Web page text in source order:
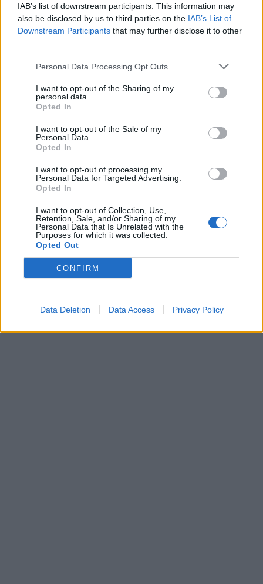
IAB’s list of downstream participants. This information may
also be disclosed by us to third parties on the IAB’s List of
Downstream Participants that may further disclose it to other
Personal Data Processing Opt Outs
I want to opt-out of the Sharing of my
personal data.
Opted In
I want to opt-out of the Sale of my
Personal Data.
Opted In
I want to opt-out of processing my
Personal Data for Targeted Advertising.
Opted In
I want to opt-out of Collection, Use,
Retention, Sale, and/or Sharing of my
Personal Data that Is Unrelated with the
Purposes for which it was collected.
Opted Out
CONFIRM
Data Deletion Data Access Privacy Policy